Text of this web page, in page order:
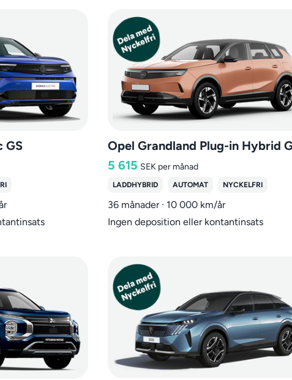
GS
5 615 SEK per månad
LADDHYBRID AUTOMAT NYCKELFRI
36 månader · 10 000 km/år
Ingen deposition eller kontantinsats